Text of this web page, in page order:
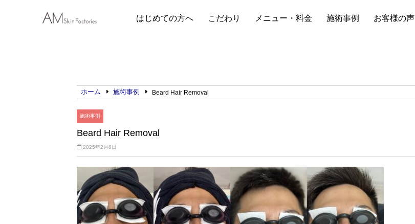
はじめての方へ こだわり メニュー・料金 施術事例 お客様の声
ホーム 施術事例 Beard Hair Removal
施術事例
Beard Hair Removal
2025年2月8日